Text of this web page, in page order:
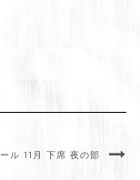
ル 11月 下席 夜の部